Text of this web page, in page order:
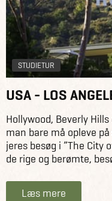
STUDIETUR
USA - LOS
Hollywood, Beverly
man bare må opleve
jeres besøg i ”The City
de rige og berømte,
Læs mere